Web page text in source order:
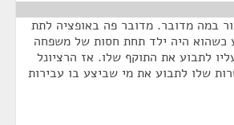
במה מדובר. מדובר פה באופציה לתת
כשהוא היה ילד תחת חסות של משפחה
לתבוע את התוקף שלו. אז הרציונל
שלו לתבוע את מי שביצע בו עבירות